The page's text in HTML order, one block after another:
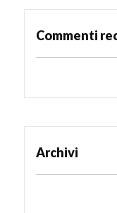
Commenti
Archivi